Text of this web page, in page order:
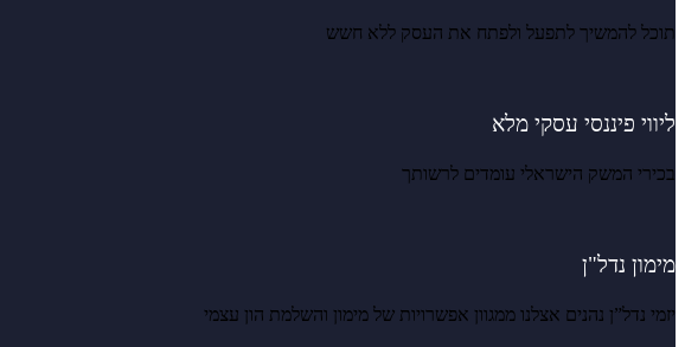
תוכל להמשיך לתפעל ולפתח את העסק ללא חשש
ליווי פיננסי עסקי מלא
בכירי המשק הישראלי עומדים לרשותך
מימון נדל"ן
יזמי נדל”ן נהנים אצלנו ממגוון אפשרויות של מימון והשלמת הון עצמי